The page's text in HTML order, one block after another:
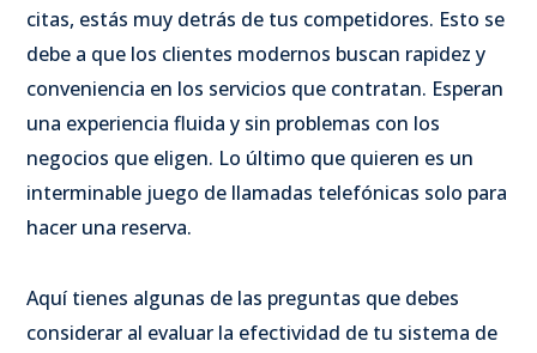
citas, estás muy detrás de tus competidores. Esto se
debe a que los clientes modernos buscan rapidez y
conveniencia en los servicios que contratan. Esperan
una experiencia fluida y sin problemas con los
negocios que eligen. Lo último que quieren es un
interminable juego de llamadas telefónicas solo para
hacer una reserva.
Aquí tienes algunas de las preguntas que debes
considerar al evaluar la efectividad de tu sistema de